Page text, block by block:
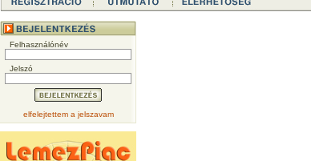
Felhasználónév
Jelszó
elfelejtettem a jelszavam